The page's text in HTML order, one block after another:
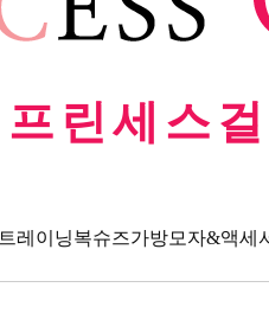
프린세스걸
트레이닝복슈즈가방모자&액세